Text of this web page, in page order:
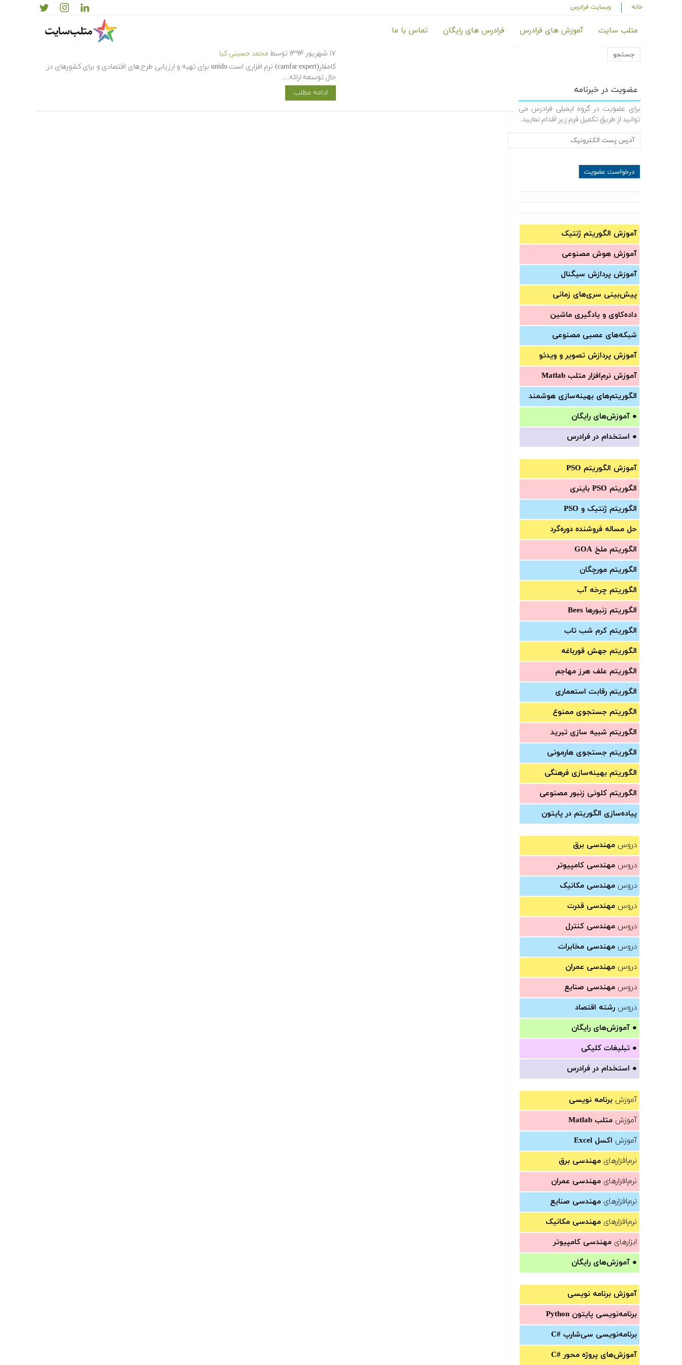
خانه وبسایت فرادرس
متلب سایت آموزش های فرادرس فرادرس های رایگان تماس با ما
عضویت در خبرنامه
برای عضویت در گروه ایمیلی فرادرس می
توانید از طریق تکمیل فرم زیر اقدام نمایید.
آموزش الگوریتم ژنتیک
آموزش‌ هوش مصنوعی
آموزش‌ پردازش سیگنال
پیش‌‌بینی سری‌‌های زمانی
داده‌کاوی و یادگیری ماشین
شبکه‌های عصبی مصنوعی
آموزش‌ پردازش تصویر و ویدئو
آموزش‌ نرم‌افزار متلب Matlab
الگوریتم‌های بهینه‌سازی هوشمند
● آموزش‌های رایگان
● استخدام در فرادرس
آموزش الگوریتم PSO
الگوریتم PSO باینری
الگوریتم ژنتیک و PSO
حل مساله فروشنده دوره‌گرد
الگوریتم ملخ GOA
الگوریتم مورچگان
الگوریتم چرخه آب
الگوریتم زنبورها Bees
الگوریتم کرم شب تاب
الگوریتم جهش قورباغه
الگوریتم علف هرز مهاجم
الگوریتم رقابت استعماری
الگوریتم جستجوی ممنوع
الگوریتم شبیه سازی تبرید
الگوریتم جستجوی هارمونی
الگوریتم بهینه‌سازی فرهنگی
الگوریتم کلونی زنبور مصنوعی
پیاده‌سازی الگوریتم در پایتون
دروس مهندسی برق
دروس مهندسی کامپیوتر
دروس مهندسی مکانیک
دروس مهندسی قدرت
دروس مهندسی کنترل
دروس مهندسی مخابرات
دروس مهندسی عمران
دروس مهندسی صنایع
دروس رشته اقتصاد
● آموزش‌های رایگان
● تبلیغات کلیکی
● استخدام در فرادرس
آموزش برنامه نویسی
آموزش متلب Matlab
آموزش اکسل Excel
نرم‌افزارهای مهندسی برق
نرم‌افزارهای مهندسی عمران
نرم‌افزارهای مهندسی صنایع
نرم‌افزارهای مهندسی مکانیک
ابزارهای مهندسی کامپیوتر
● آموزش‌های رایگان
آموزش برنامه نویسی
برنامه‌نویسی پایتون Python
برنامه‌‌نویسی سی‌شارپ C#‎
آموزش‌های پروژه محور #C
۱۷ شهریور ۱۳۹۴ توسط محمد حسینی کیا
کامفار(camfar expert) نرم افزاری است unido برای تهیه و ارزیابی طرح های اقتصادی و برای کشورهای در
حال توسعه ارائه…
ادامه مطلب